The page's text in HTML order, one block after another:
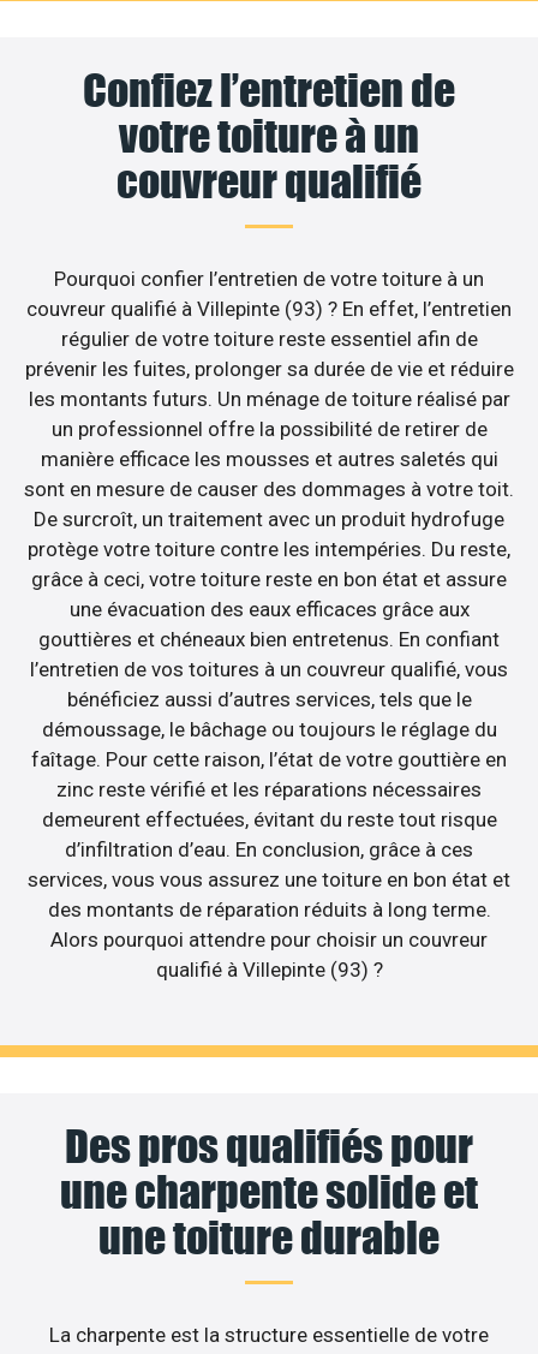
Confiez l’entretien de
votre toiture à un
couvreur qualifié
Pourquoi confier l’entretien de votre toiture à un
couvreur qualifié à Villepinte (93) ? En effet, l’entretien
régulier de votre toiture reste essentiel afin de
prévenir les fuites, prolonger sa durée de vie et réduire
les montants futurs. Un ménage de toiture réalisé par
un professionnel offre la possibilité de retirer de
manière efficace les mousses et autres saletés qui
sont en mesure de causer des dommages à votre toit.
De surcroît, un traitement avec un produit hydrofuge
protège votre toiture contre les intempéries. Du reste,
grâce à ceci, votre toiture reste en bon état et assure
une évacuation des eaux efficaces grâce aux
gouttières et chéneaux bien entretenus. En confiant
l’entretien de vos toitures à un couvreur qualifié, vous
bénéficiez aussi d’autres services, tels que le
démoussage, le bâchage ou toujours le réglage du
faîtage. Pour cette raison, l’état de votre gouttière en
zinc reste vérifié et les réparations nécessaires
demeurent effectuées, évitant du reste tout risque
d’infiltration d’eau. En conclusion, grâce à ces
services, vous vous assurez une toiture en bon état et
des montants de réparation réduits à long terme.
Alors pourquoi attendre pour choisir un couvreur
qualifié à Villepinte (93) ?
Des pros qualifiés pour
une charpente solide et
une toiture durable
La charpente est la structure essentielle de votre